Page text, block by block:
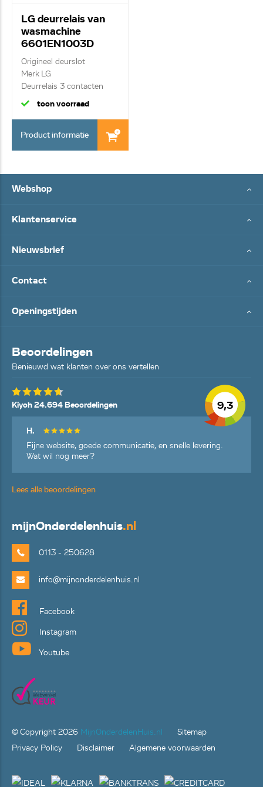
LG deurrelais van
wasmachine
6601EN1003D
Origineel deurslot
Merk LG
Deurrelais 3 contacten
toon voorraad
Product informatie
Webshop
Klantenservice
Nieuwsbrief
Contact
Openingstijden
Beoordelingen
Benieuwd wat klanten over ons vertellen
9,3
Kiyoh 24.694 Beoordelingen
H.
Fijne website, goede communicatie, en snelle levering.
Wat wil nog meer?
Lees alle beoordelingen
mijnOnderdelenhuis.nl
0113 - 250628
info@mijnonderdelenhuis.nl
Facebook
Instagram
Youtube
© Copyright 2026 MijnOnderdelenHuis.nl
Sitemap
Privacy Policy
Disclaimer Algemene voorwaarden